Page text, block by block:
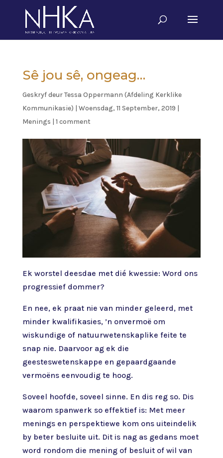
Sê jou sê, ongeag…
Geskryf deurTessa Oppermann (Afdeling Kerklike
Kommunikasie) | Woensdag, 11 September, 2019 |
Menings | 1 comment
Ek worstel deesdae met dié kwessie: Word ons
progressief dommer?
En nee, ek praat nie van minder geleerd, met
minder kwalifikasies, ’n onvermoë om
wiskundige of natuurwetenskaplike feite te
snap nie. Daarvoor ag ek die
geesteswetenskappe en gepaardgaande
vermoëns eenvoudig te hoog.
Soveel hoofde, soveel sinne. En dis reg so. Dis
waarom spanwerk so effektief is: Met meer
menings en perspektiewe kom ons uiteindelik
by beter besluite uit. Dit is nag as gedans moet
word rondom die mening of besluit of wil van